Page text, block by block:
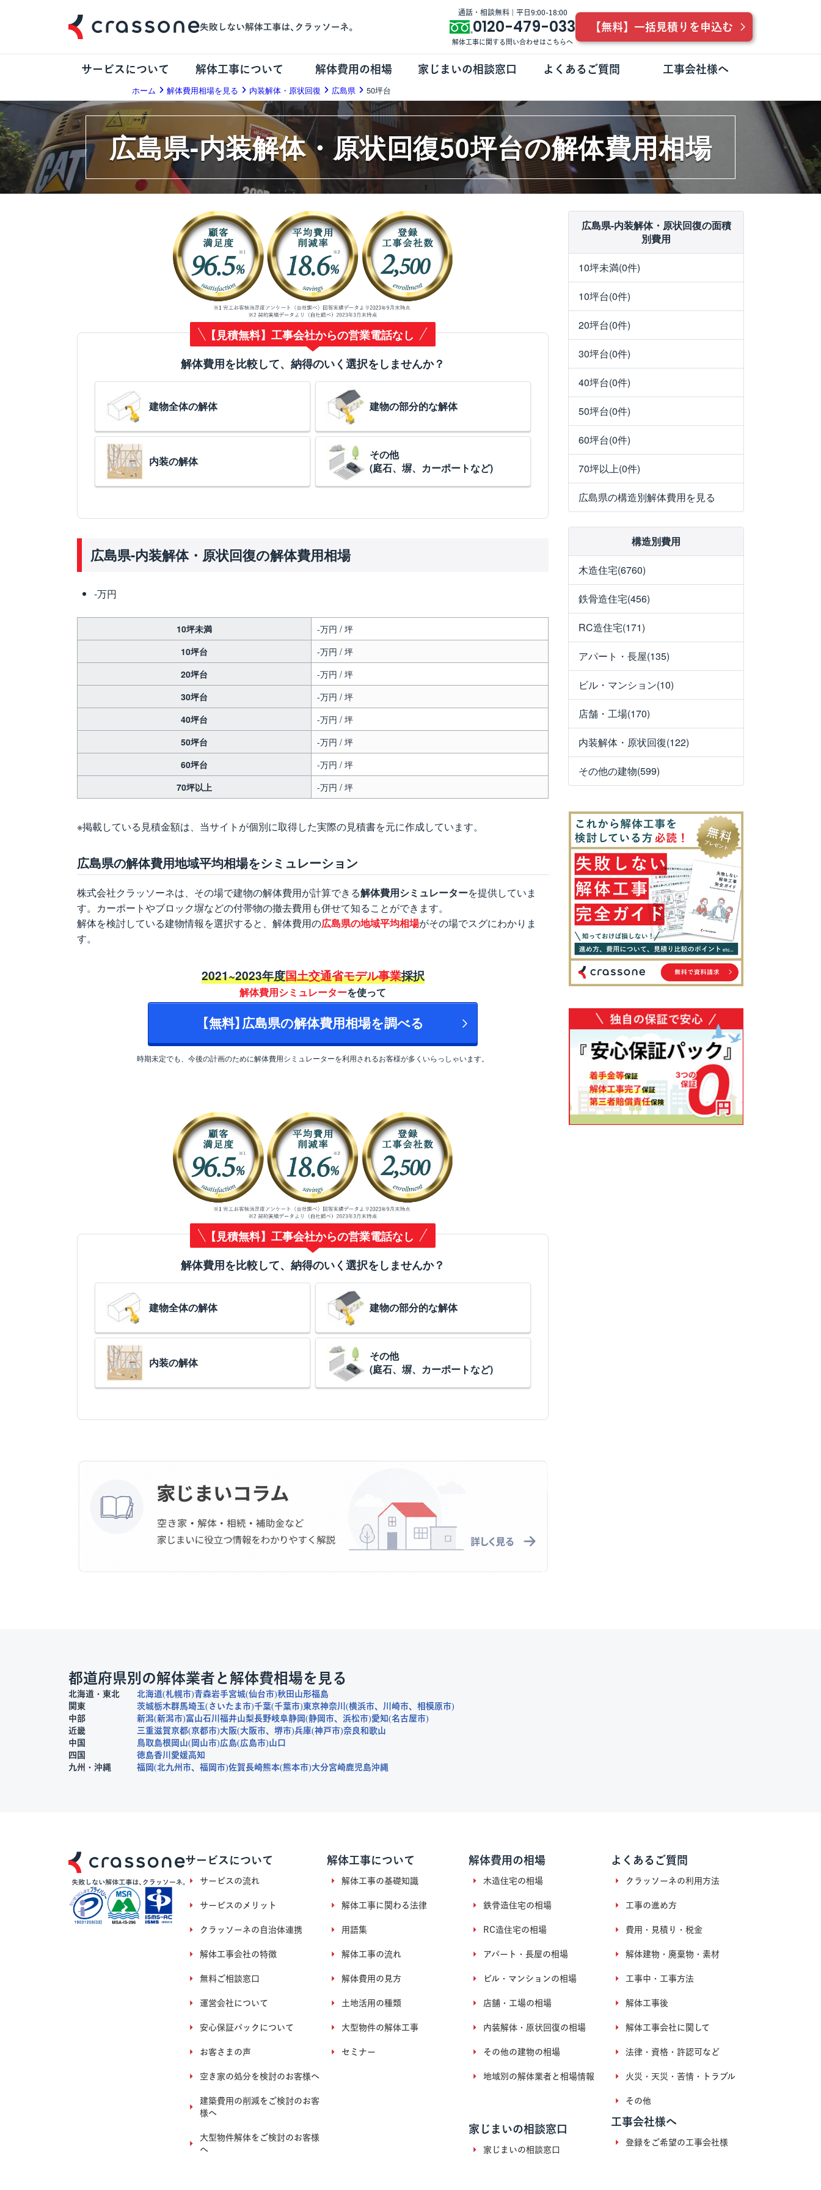
通話・相談無料 | 平日9:00-18:00
0120-479-033
解体工事に関する問い合わせはこちらへ
【無料】一括見積りを申込む
サービスについて 解体工事について 解体費用の相場 家じまいの相談窓口 よくあるご質問 工事会社様へ
ホーム 解体費用相場を見る 内装解体・原状回復 広島県 50坪台
広島県-内装解体・原状回復50坪台の解体費用相場
【見積無料】工事会社からの営業電話なし
解体費用を比較して、納得のいく選択をしませんか？
建物全体の解体 建物の部分的な解体
内装の解体
その他
(庭石、塀、カーポートなど)
広島県-内装解体・原状回復の解体費用相場
-万円
10坪未満
-万円 / 坪
10坪台
-万円 / 坪
20坪台
-万円 / 坪
30坪台
-万円 / 坪
40坪台
-万円 / 坪
50坪台
-万円 / 坪
60坪台
-万円 / 坪
70坪以上
-万円 / 坪
※掲載している見積金額は、当サイトが個別に取得した実際の見積書を元に作成しています。
広島県の解体費用地域平均相場をシミュレーション
株式会社クラッソーネは、その場で建物の解体費用が計算できる解体費用シミュレーターを提供していま
す。カーポートやブロック塀などの付帯物の撤去費用も併せて知ることができます。
解体を検討している建物情報を選択すると、解体費用の広島県の地域平均相場がその場でスグにわかりま
す。
2021~2023年度国土交通省モデル事業採択
解体費用シミュレーターを使って
【無料】広島県の解体費用相場を調べる
時期未定でも、今後の計画のために解体費用シミュレーターを利用されるお客様が多くいらっしゃいます。
【見積無料】工事会社からの営業電話なし
解体費用を比較して、納得のいく選択をしませんか？
建物全体の解体 建物の部分的な解体
内装の解体
その他
(庭石、塀、カーポートなど)
広島県-内装解体・原状回復の面積
別費用
10坪未満(0件)
10坪台(0件)
20坪台(0件)
30坪台(0件)
40坪台(0件)
50坪台(0件)
60坪台(0件)
70坪以上(0件)
広島県の構造別解体費用を見る
構造別費用
木造住宅(6760)
鉄骨造住宅(456)
RC造住宅(171)
アパート・長屋(135)
ビル・マンション(10)
店舗・工場(170)
内装解体・原状回復(122)
その他の建物(599)
都道府県別の解体業者と解体費相場を見る
北海道・東北 北海道 札幌市 青森岩手宮城 仙台市 秋田 山形福島
関東
茨城栃木群馬埼玉 さいたま市 千葉 千葉市 東京神奈川 横浜市 川崎市
相模原市
中部
新潟 新潟市 富山石川 福井山梨長野岐阜静岡 静岡市 浜松市 愛知 名古屋市
近畿
三重滋賀京都 京都市 大阪 大阪市 堺市 兵庫 神戸市 奈良和歌山
中国
鳥取島根 岡山 岡山市 広島 広島市 山口
四国
徳島香川 愛媛高知
九州・沖縄
福岡 北九州市 福岡市 佐賀長崎熊本 熊本市 大分宮崎鹿児島沖縄
サービスについて
サービスの流れ
サービスのメリット
クラッソーネの自治体連携
解体工事会社の特徴
無料ご相談窓口
運営会社について
安心保証パックについて
お客さまの声
空き家の処分を検討のお客様へ
建築費用の削減をご検討のお客
様へ
大型物件解体をご検討のお客様
へ
解体工事について
解体工事の基礎知識
解体工事に関わる法律
用語集
解体工事の流れ
解体費用の見方
土地活用の種類
大型物件の解体工事
セミナー
解体費用の相場
木造住宅の相場
鉄骨造住宅の相場
RC造住宅の相場
アパート・長屋の相場
ビル・マンションの相場
店舗・工場の相場
内装解体・原状回復の相場
その他の建物の相場
地域別の解体業者と相場情報
家じまいの相談窓口
家じまいの相談窓口
よくあるご質問
クラッソーネの利用方法
工事の進め方
費用・見積り・税金
解体建物・廃棄物・素材
工事中・工事方法
解体工事後
解体工事会社に関して
法律・資格・許認可など
火災・天災・苦情・トラブル
その他
工事会社様へ
登録をご希望の工事会社様